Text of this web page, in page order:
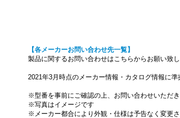
【各メーカーお問い合わせ先一覧】
製品に関するお問い合わせはこちらからお願い致し
2021年3月時点のメーカー情報・カタログ情報に準
※型番を事前にご確認の上、お問い合わせいただき
※写真はイメージです
※メーカー都合により外観・仕様は予告なく変更さ